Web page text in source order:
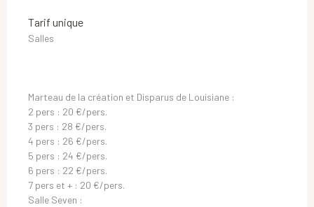
Tarifs 2026
Tarif unique
Salles
Marteau de la création et Disparus de Louisiane :
2 pers : 20 €/pers.
3 pers : 28 €/pers.
4 pers : 26 €/pers.
5 pers : 24 €/pers.
6 pers : 22 €/pers.
7 pers et + : 20 €/pers.
Salle Seven :